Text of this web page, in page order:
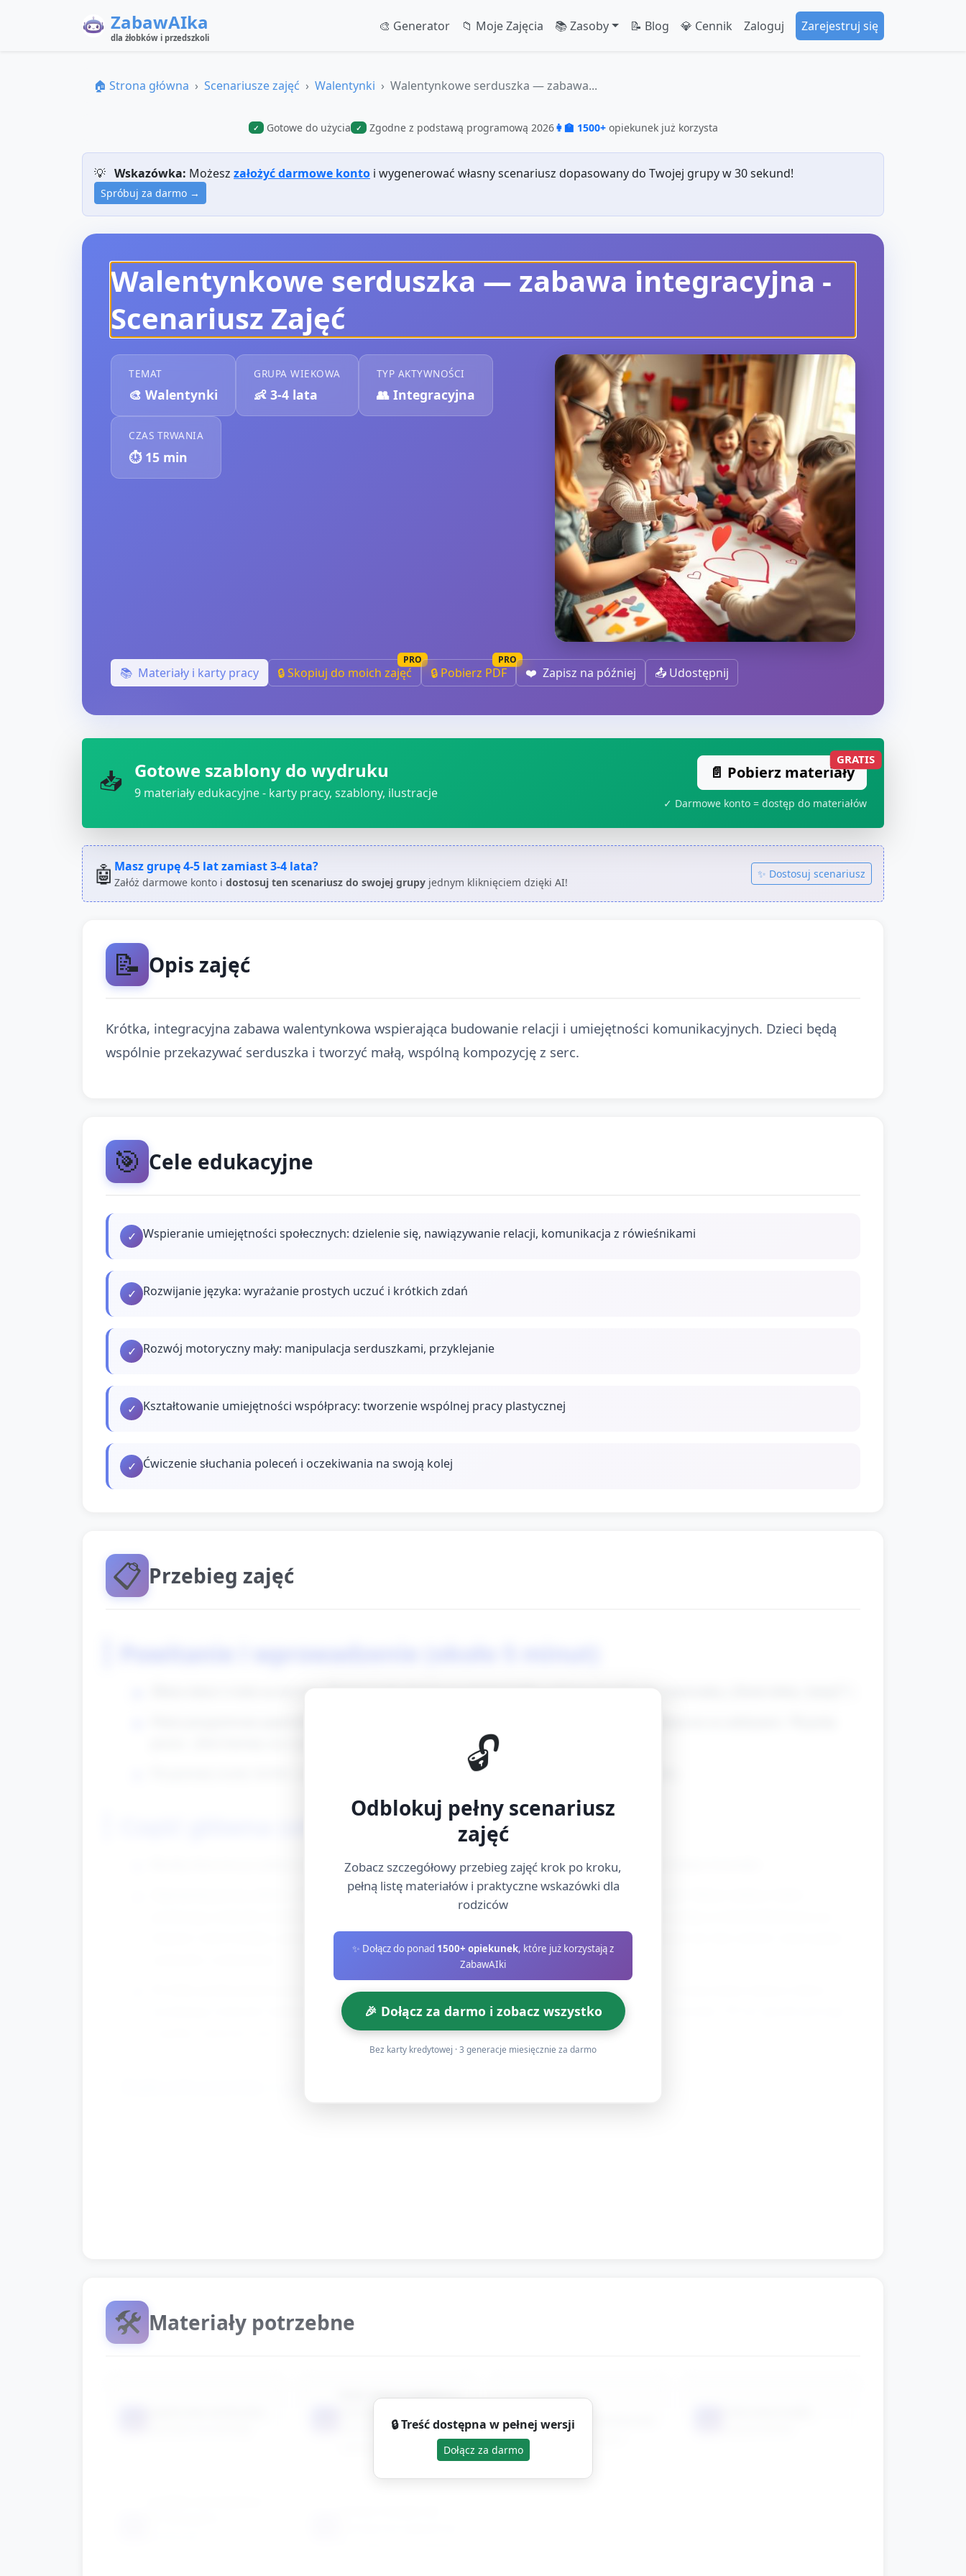
ZabawAIka
dla żłobków i przedszkoli
🎨 Generator 📁 Moje Zajęcia 📚 Zasoby 📝 Blog 💎 Cennik Zaloguj Zarejestruj się
🏠 Strona główna Scenariusze zajęć Walentynki Walentynkowe serduszka — zabawa...
✓ Gotowe do użycia ✓ Zgodne z podstawą programową 2026👩‍🏫 1500+ opiekunek już korzysta
💡 Wskazówka: Możesz założyć darmowe konto i wygenerować własny scenariusz dopasowany do Twojej grupy w 30 sekund!
Spróbuj za darmo →
Walentynkowe serduszka — zabawa integracyjna -
Scenariusz Zajęć
TEMAT
🎨 Walentynki
GRUPA WIEKOWA
👶 3-4 lata
TYP AKTYWNOŚCI
👥 Integracyjna
CZAS TRWANIA
⏱️ 15 min
📚 Materiały i karty pracy 🔒 Skopiuj do moich zajęć
PRO
🔒 Pobierz PDF
PRO
❤️ Zapisz na później 📤 Udostępnij
📥 Gotowe szablony do wydruku
9 materiały edukacyjne - karty pracy, szablony, ilustracje
📄 Pobierz materiały
GRATIS
✓ Darmowe konto = dostęp do materiałów
🤖Masz grupę4-5 latzamiast3-4 lata?
Załóż darmowe konto i dostosuj ten scenariusz do swojej grupy jednym kliknięciem dzięki AI!
✨ Dostosuj scenariusz
📝 Opis zajęć
Krótka, integracyjna zabawa walentynkowa wspierająca budowanie relacji i umiejętności komunikacyjnych. Dzieci będą
wspólnie przekazywać serduszka i tworzyć małą, wspólną kompozycję z serc.
🎯 Cele edukacyjne
✓ Wspieranie umiejętności społecznych: dzielenie się, nawiązywanie relacji, komunikacja z rówieśnikami
✓ Rozwijanie języka: wyrażanie prostych uczuć i krótkich zdań
✓ Rozwój motoryczny mały: manipulacja serduszkami, przyklejanie
✓ Kształtowanie umiejętności współpracy: tworzenie wspólnej pracy plastycznej
✓ Ćwiczenie słuchania poleceń i oczekiwania na swoją kolej
📋 Przebieg zajęć
prosto: „Dziś bawimy się w przekazywanie serduszek i tworzymy wspólne serce dla całej grupy”.
Przypomnij zasady (krótko i prosto): mówić miło o innych, słuchać opiekuna i czekać na swoją kolej.
Część główna (około 5 minut)
Rozdaj dzieciom po jednym papierowym serduszku (lub ustaw pudełko z serduszkami, żeby dzieci kolejno losowały).
Zaproponuj prostą zabawę „Przekaż serduszko”: włącz cichą muzykę lub delikatnie klaśnij jako sygnał. Dzieci siedzą w kole i
imieniu i mówi krótkie, proste zdanie typu: „Lubię Cię” lub „Jesteś moim przyjacielem”. Jeśli dziecko nie chce mówić, może podać
Po kilku przekazaniach poproś każde dziecko, by przyłożyło swoje serduszko do dużego arkusza w wyznaczonym miejscu (dzieci
przyklejają serduszka naklejką lub pomagają sobie kredkami — naklejanie przez opiekuna w razie potrzeby). W ten sposób powstaje
🔓
Odblokuj pełny scenariusz
zajęć
Zobacz szczegółowy przebieg zajęć krok po kroku,
pełną listę materiałów i praktyczne wskazówki dla
rodziców
✨ Dołącz do ponad 1500+ opiekunek, które już korzystają z
ZabawAIki
🎉 Dołącz za darmo i zobacz wszystko
Bez karty kredytowej · 3 generacje miesięcznie za darmo
🛠️ Materiały potrzebne
duży arkusz papieru z
sercem (miejsce na
📦
naklejki do
przyklejenia serduszek
🔒 Treść dostępna w pełnej wersji
Dołącz za darmo